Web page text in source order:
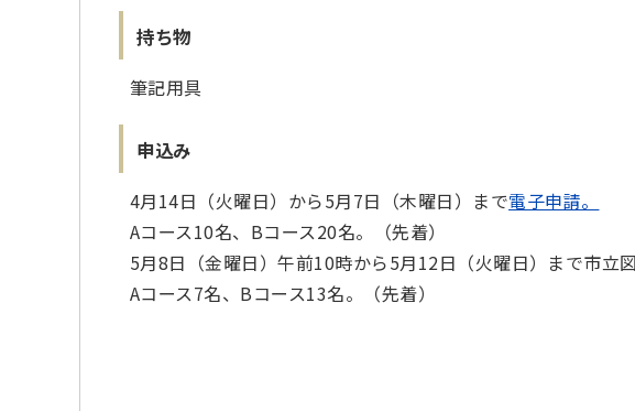
持ち物
筆記用具
申込み
4月14日（火曜日）から5月7日（木曜日）まで電子申請。
Aコース10名、Bコース20名。（先着）
5月8日（金曜日）午前10時から5月12日（火曜日）まで市立
Aコース7名、Bコース13名。（先着）